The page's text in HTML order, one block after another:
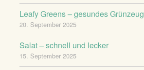
Leafy Greens – gesundes Grünzeug
20. September 2025
Salat – schnell und lecker
15. September 2025